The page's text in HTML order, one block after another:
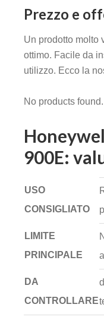
Prezzo e
Un prodotto molto
ottimo. Facile da
utilizzo. Ecco la
No products found.
900E:
USO
CONSIGLIATO
LIMITE
PRINCIPALE
DA
CONTROLLARE